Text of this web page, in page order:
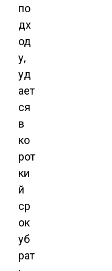
по
дх
од
у,
уд
ает
ся
в
ко
рот
ки
й
ср
ок
уб
рат